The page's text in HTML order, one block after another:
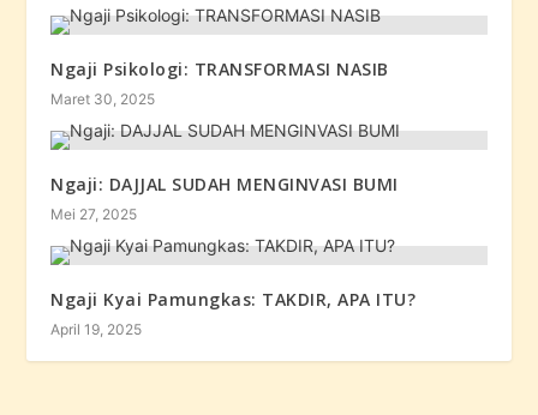
Ngaji Psikologi: TRANSFORMASI NASIB
Maret 30, 2025
Ngaji: DAJJAL SUDAH MENGINVASI BUMI
Mei 27, 2025
Ngaji Kyai Pamungkas: TAKDIR, APA ITU?
April 19, 2025